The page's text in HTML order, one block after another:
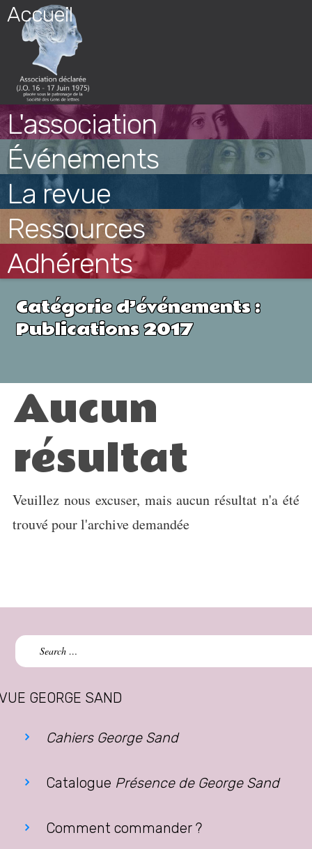
Skip
content
Accueil
L'association
Événements
La revue
Ressources
Adhérents
Catégorie d’événements :
Publications 2017
Aucun
résultat
Veuillez nous excuser, mais aucun résultat n'a été
trouvé pour l'archive demandée
Search
for:
GEORGE SAND
Cahiers George Sand
Catalogue Présence de George Sand
Comment commander ?